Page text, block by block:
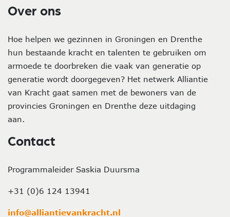
Over ons
Hoe helpen we gezinnen in Groningen en Drenthe
hun bestaande kracht en talenten te gebruiken om
armoede te doorbreken die vaak van generatie op
generatie wordt doorgegeven? Het netwerk Alliantie
van Kracht gaat samen met de bewoners van de
provincies Groningen en Drenthe deze uitdaging
aan.
Contact
Programmaleider Saskia Duursma
+31 (0)6 124 13941
info@alliantievankracht.nl